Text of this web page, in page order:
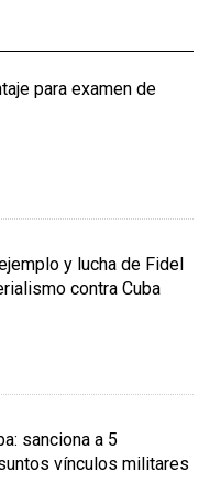
para examen de
y lucha de Fidel
contra Cuba
sanciona a 5
vínculos militares